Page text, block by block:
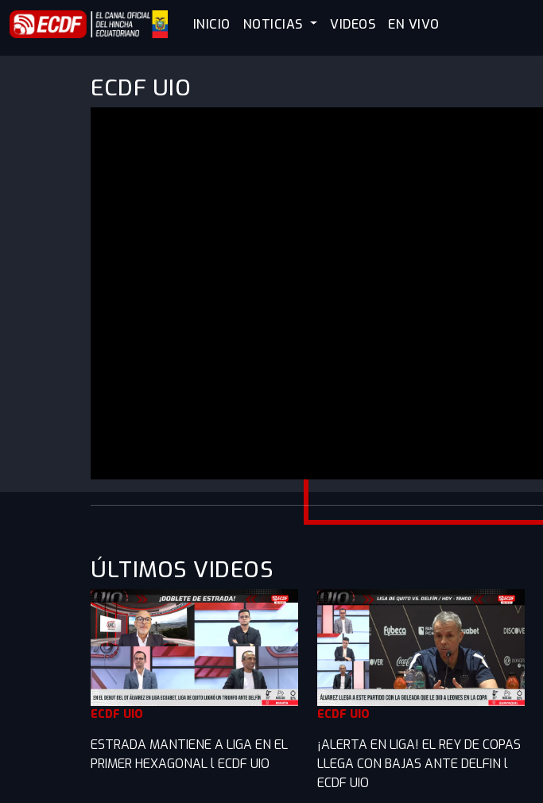
INICIO NOTICIAS VIDEOS EN VIVO
ECDF UIO
ÚLTIMOS VIDEOS
ECDF UIO
ESTRADA MANTIENE A LIGA EN EL
PRIMER HEXAGONAL l ECDF UIO
ECDF UIO
¡ALERTA EN LIGA! EL REY DE COPAS
LLEGA CON BAJAS ANTE DELFIN l
ECDF UIO